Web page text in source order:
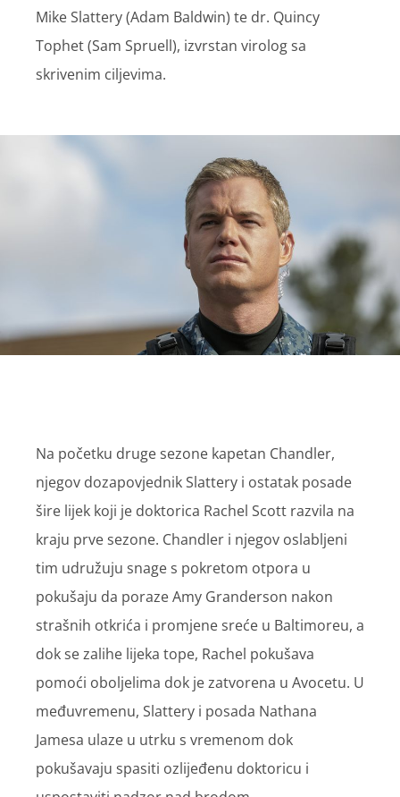
Mike Slattery (Adam Baldwin) te dr. Quincy
Tophet (Sam Spruell), izvrstan virolog sa
skrivenim ciljevima.
Na početku druge sezone kapetan Chandler,
njegov dozapovjednik Slattery i ostatak posade
šire lijek koji je doktorica Rachel Scott razvila na
kraju prve sezone. Chandler i njegov oslabljeni
tim udružuju snage s pokretom otpora u
pokušaju da poraze Amy Granderson nakon
strašnih otkrića i promjene sreće u Baltimoreu, a
dok se zalihe lijeka tope, Rachel pokušava
pomoći oboljelima dok je zatvorena u Avocetu. U
međuvremenu, Slattery i posada Nathana
Jamesa ulaze u utrku s vremenom dok
pokušavaju spasiti ozlijeđenu doktoricu i